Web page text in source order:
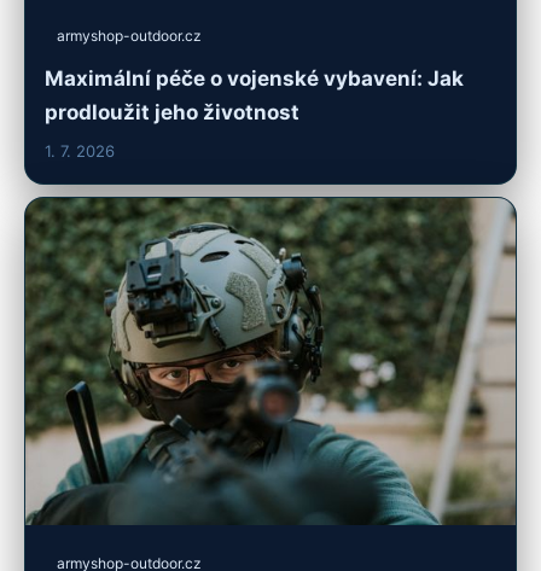
armyshop-outdoor.cz
Maximální péče o vojenské vybavení: Jak
prodloužit jeho životnost
1. 7. 2026
armyshop-outdoor.cz